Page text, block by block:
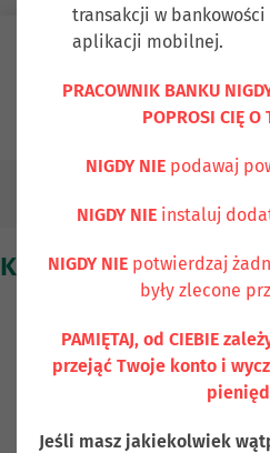
Ubezpiecz się
KONTROLA
Opis systemu kontroli
transakcji w
aplikacji mobilnej.
PRACOWNIK BANKU
POPROSI CIĘ O
NIGDY NIEpodawaj
NIGDY NIE instaluj
NIGDY NIE potwierdzaj
były zlecone
PAMIĘTAJ, od CIEBIE
przejąć Twoje konto i
Jeśli masz jakiekolwiek